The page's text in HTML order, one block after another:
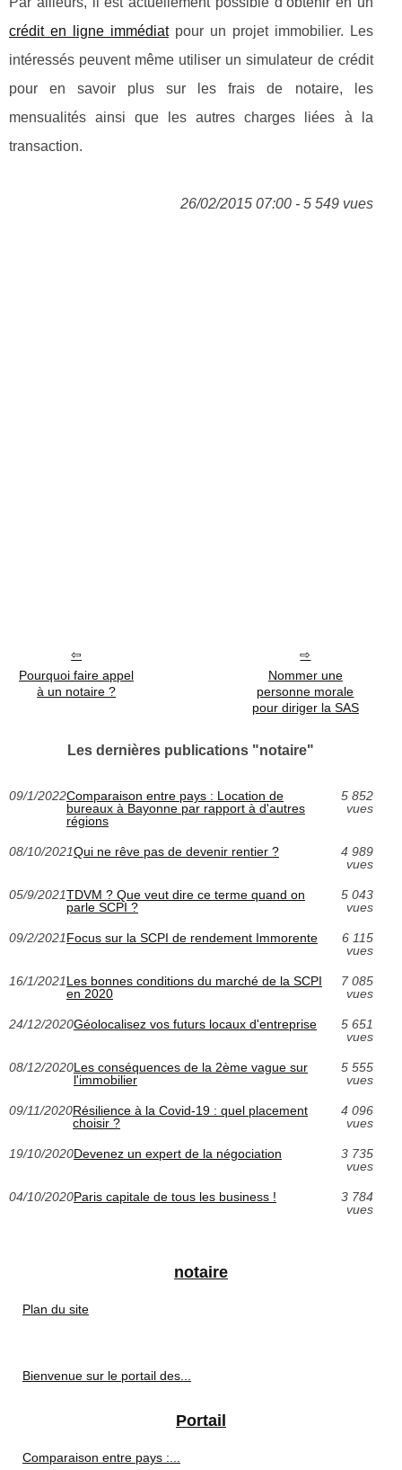
crédit en ligne immédiatpour un projet immobilier. Les
intéressés peuvent même utiliser un simulateur de crédit
pour en savoir plus sur les frais de notaire, les
mensualités ainsi que les autres charges liées à la
transaction.
26/02/2015 07:00 - 5 549 vues
Pourquoi faire appel
à un notaire ?
Nommer une
personne morale
pour diriger la SAS
Les dernières publications "notaire"
09/1/2022Comparaison entre pays : Location de
bureaux à Bayonne par rapport à d'autres
régions
5 852
vues
08/10/2021Qui ne rêve pas de devenir rentier ?
4 989
vues
05/9/2021TDVM ? Que veut dire ce terme quand on
parle SCPI ?
5 043
vues
09/2/2021Focus sur la SCPI de rendement Immorente
6 115
vues
16/1/2021Les bonnes conditions du marché de la SCPI
en 2020
7 085
vues
24/12/2020Géolocalisez vos futurs locaux d'entreprise
5 651
vues
08/12/2020Les conséquences de la 2ème vague sur
l'immobilier
5 555
vues
09/11/2020Résilience à la Covid-19 : quel placement
choisir ?
4 096
vues
19/10/2020Devenez un expert de la négociation
3 735
vues
04/10/2020Paris capitale de tous les business !
3 784
vues
notaire
Plan du site
Bienvenue sur le portail des...
Portail
Comparaison entre pays :...